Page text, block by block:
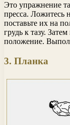
Это упражнение
пресса. Ложитесь
поставьте их на
грудь к тазу.
положение.
3. Планка